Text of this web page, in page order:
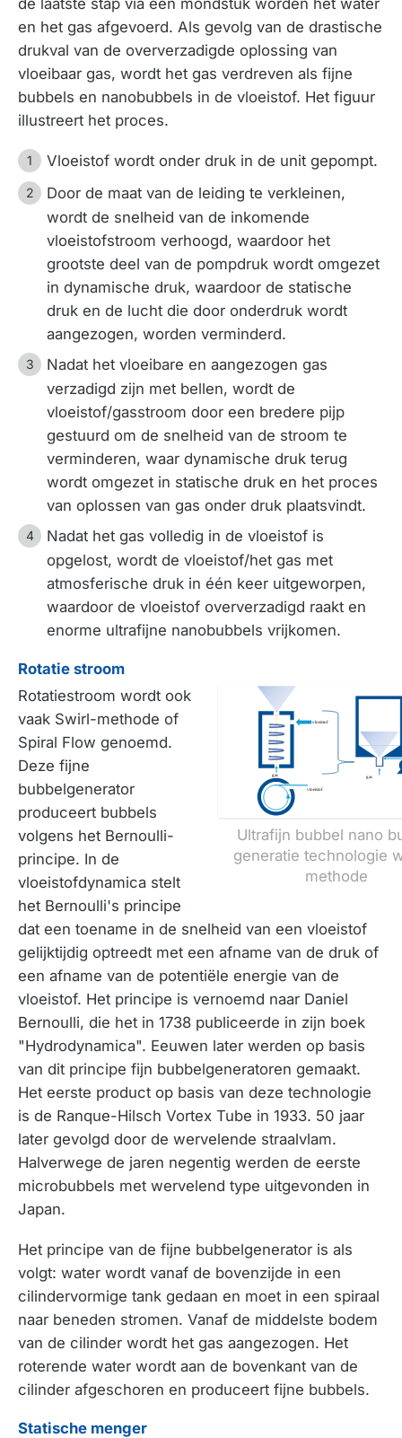
en het gas afgevoerd. Als gevolg van de drastische
drukval van de oververzadigde oplossing van
vloeibaar gas, wordt het gas verdreven als fijne
bubbels en nanobubbels in de vloeistof. Het figuur
illustreert het proces.
Vloeistof wordt onder druk in de unit gepompt.
Door de maat van de leiding te verkleinen,
wordt de snelheid van de inkomende
vloeistofstroom verhoogd, waardoor het
grootste deel van de pompdruk wordt omgezet
in dynamische druk, waardoor de statische
druk en de lucht die door onderdruk wordt
aangezogen, worden verminderd.
Nadat het vloeibare en aangezogen gas
verzadigd zijn met bellen, wordt de
vloeistof/gasstroom door een bredere pijp
gestuurd om de snelheid van de stroom te
verminderen, waar dynamische druk terug
wordt omgezet in statische druk en het proces
van oplossen van gas onder druk plaatsvindt.
Nadat het gas volledig in de vloeistof is
opgelost, wordt de vloeistof/het gas met
atmosferische druk in één keer uitgeworpen,
waardoor de vloeistof oververzadigd raakt en
enorme ultrafijne nanobubbels vrijkomen.
Rotatie stroom
Ultrafijn bubbel nano
generatie technologie
methode
Rotatiestroom wordt ook
vaak Swirl-methode of
Spiral Flow genoemd.
Deze fijne
bubbelgenerator
produceert bubbels
volgens het Bernoulli-
principe. In de
vloeistofdynamica stelt
het Bernoulli's principe
dat een toename in de snelheid van een vloeistof
gelijktijdig optreedt met een afname van de druk of
een afname van de potentiële energie van de
vloeistof. Het principe is vernoemd naar Daniel
Bernoulli, die het in 1738 publiceerde in zijn boek
"Hydrodynamica". Eeuwen later werden op basis
van dit principe fijn bubbelgeneratoren gemaakt.
Het eerste product op basis van deze technologie
is de Ranque-Hilsch Vortex Tube in 1933. 50 jaar
later gevolgd door de wervelende straalvlam.
Halverwege de jaren negentig werden de eerste
microbubbels met wervelend type uitgevonden in
Japan.
Het principe van de fijne bubbelgenerator is als
volgt: water wordt vanaf de bovenzijde in een
cilindervormige tank gedaan en moet in een spiraal
naar beneden stromen. Vanaf de middelste bodem
van de cilinder wordt het gas aangezogen. Het
roterende water wordt aan de bovenkant van de
cilinder afgeschoren en produceert fijne bubbels.
Statische menger